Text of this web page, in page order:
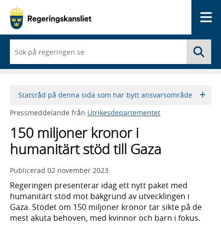
du
börjar
skriva
framträder
lista
med
sökförslag
Statsråd på denna sida som har bytt ansvarsområde
Pressmeddelande från Utrikesdepartementet
150 miljoner kronor i
humanitärt stöd till Gaza
Publicerad 02 november 2023
Regeringen presenterar idag ett nytt paket med
humanitärt stöd mot bakgrund av utvecklingen i
Gaza. Stödet om 150 miljoner kronor tar sikte på de
mest akuta behoven, med kvinnor och barn i fokus.